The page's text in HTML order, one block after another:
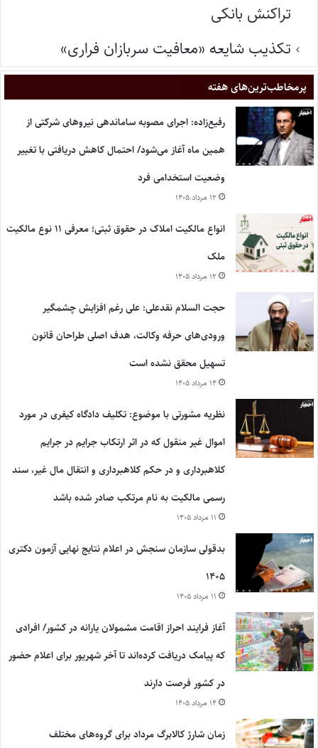
تراکنش بانکی
تکذیب شایعه «معافیت سربازان فراری»
پر‌مخاطب‌ترین‌های هفته
رفیع‌زاده: اجرای مصوبه ساماندهی نیروهای شرکتی از
همین ماه آغاز می‌شود/ احتمال کاهش دریافتی با تغییر
وضعیت استخدامی فرد
۱۲ مرداد ۱۴۰۵
انواع مالکیت املاک در حقوق ثبتی؛ معرفی ۱۱ نوع مالکیت
ملک
۱۲ مرداد ۱۴۰۵
حجت السلام نقدعلی: علی رغم افزایش چشمگیر
ورودی‌های حرفه وکالت، هدف اصلی طراحان قانون
تسهیل محقق نشده است
۱۴ مرداد ۱۴۰۵
نظریه مشورتی با موضوع: تکلیف دادگاه کیفری در مورد
اموال غیر منقول که در اثر ارتکاب جرایم در جرایم
کلاهبرداری و در حکم کلاهبرداری و انتقال مال غیر، سند
رسمی مالکیت به نام مرتکب صادر شده باشد
۱۱ مرداد ۱۴۰۵
بدقولی سازمان سنجش در اعلام نتایج نهایی آزمون دکتری
۱۴۰۵
۱۱ مرداد ۱۴۰۵
آغاز فرایند احراز اقامت مشمولان یارانه در کشور/ افرادی
که پیامک دریافت کرده‌اند تا آخر شهریور برای اعلام حضور
در کشور فرصت دارند
۱۴ مرداد ۱۴۰۵
زمان شارژ کالابرگ مرداد برای گروه‌های مختلف